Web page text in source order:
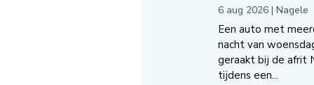
6 aug 2026| Nagele
Een auto met
nacht van
geraakt bij de afrit
tijdens een...